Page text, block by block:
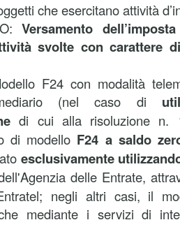
che esercitano attività
Versamento
svolte con carattere
F24 con modalità
(nel caso di
di cui alla risoluzione n.
di modello F24 a saldo
esclusivamente
delle Entrate,
negli altri casi, il
mediante i servizi di